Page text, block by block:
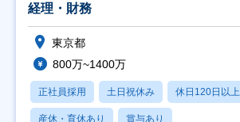
経理・財務
東京都
800万~1400万
正社員採用 土日祝休み 休日120日以上
産休・育休あり 賞与あり